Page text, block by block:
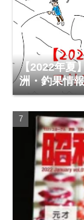
【2022年夏
洲・釣果情